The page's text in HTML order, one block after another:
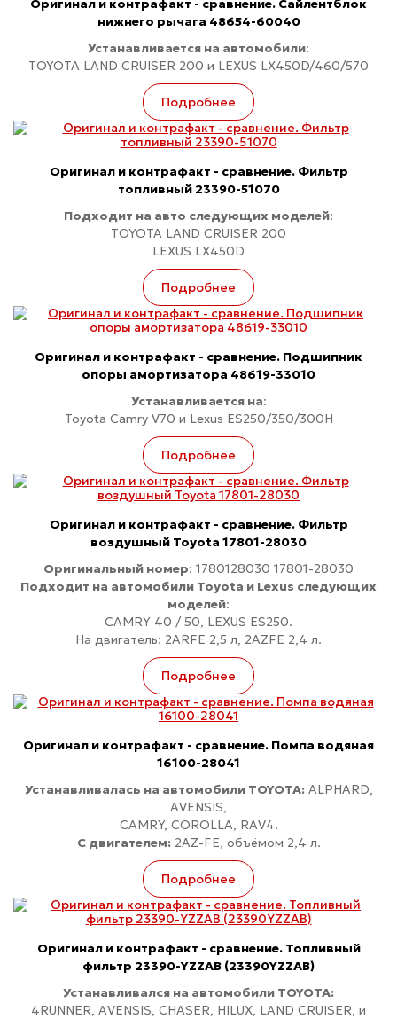
Оригинал и контрафакт - сравнение. Сайлентблок
нижнего рычага 48654-60040
Устанавливается на автомобили:
TOYOTA LAND CRUISER 200 и LEXUS LX450D/460/570
Подробнее
Оригинал и контрафакт - сравнение. Фильтр
топливный 23390-51070
Подходит на авто следующих моделей:
TOYOTA LAND CRUISER 200
LEXUS LX450D
Подробнее
Оригинал и контрафакт - сравнение. Подшипник
опоры амортизатора 48619-33010
Устанавливается на:
Toyota Camry V70 и Lexus ES250/350/300H
Подробнее
Оригинал и контрафакт - сравнение. Фильтр
воздушный Toyota 17801-28030
Оригинальный номер: 1780128030 17801-28030
Подходит на автомобили Toyota и Lexus следующих
моделей:
CAMRY 40 / 50, LEXUS ES250.
На двигатель: 2ARFE 2,5 л, 2AZFE 2,4 л.
Подробнее
Оригинал и контрафакт - сравнение. Помпа водяная
16100-28041
Устанавливалась на автомобили TOYOTA:ALPHARD,
AVENSIS,
CAMRY, COROLLA, RAV4.
С двигателем:2AZ-FE, объёмом 2,4 л.
Подробнее
Оригинал и контрафакт - сравнение. Топливный
фильтр 23390-YZZAB (23390YZZAB)
Устанавливался на автомобили TOYOTA:
4RUNNER, AVENSIS, CHASER, HILUX, LAND CRUISER, и